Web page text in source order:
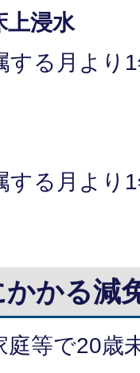
上浸水
する月より
する月より
かる減
庭等で20歳